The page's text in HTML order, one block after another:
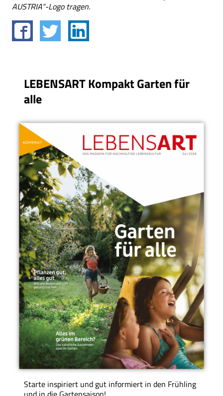
AUSTRIA“-Logo tragen.
LEBENSART Kompakt Garten für
alle
Starte inspiriert und gut informiert in den Frühling